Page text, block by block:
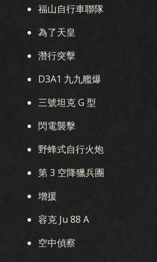
福山自行車聯隊
為了天皇
潛行突擊
D3A1 九九艦爆
三號坦克 G 型
閃電襲擊
野蜂式自行火炮
第 3 空降獵兵團
增援
容克 Ju 88 A
空中偵察